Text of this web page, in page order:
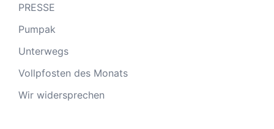
PRESSE
Pumpak
Unterwegs
Vollpfosten des Monats
Wir widersprechen